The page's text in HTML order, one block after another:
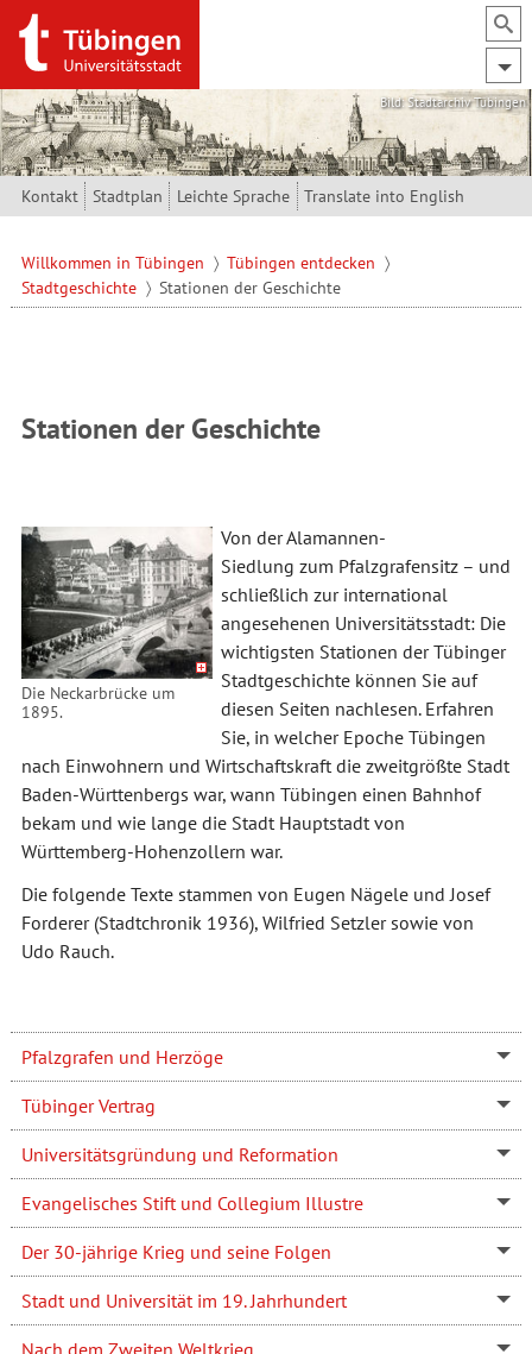
Direkt zum Inhalt
Bild: Stadtarchiv Tübingen
Kontakt Stadtplan Leichte Sprache Translate into English
Willkommen in Tübingen
Tübingen entdecken
Stadtgeschichte
Stationen der Geschichte
Stationen der Geschichte
Die Neckarbrücke um
1895.
Von der Alamannen-
Siedlung zum Pfalzgrafensitz – und
schließlich zur international
angesehenen Universitätsstadt: Die
wichtigsten Stationen der Tübinger
Stadtgeschichte können Sie auf
diesen Seiten nachlesen. Erfahren
Sie, in welcher Epoche Tübingen
nach Einwohnern und Wirtschaftskraft die zweitgrößte Stadt
Baden-Württenbergs war, wann Tübingen einen Bahnhof
bekam und wie lange die Stadt Hauptstadt von
Württemberg-Hohenzollern war.
Die folgende Texte stammen von Eugen Nägele und Josef
Forderer (Stadtchronik 1936), Wilfried Setzler sowie von
Udo Rauch.
Pfalzgrafen und Herzöge
Tübinger Vertrag
Universitätsgründung und Reformation
Evangelisches Stift und Collegium Illustre
Der 30-jährige Krieg und seine Folgen
Stadt und Universität im 19. Jahrhundert